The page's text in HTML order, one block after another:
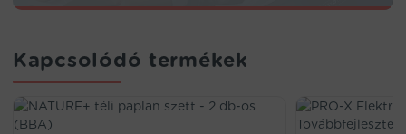
Kapcsolódó termékek